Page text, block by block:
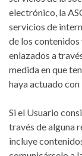
electrónico, la
servicios de
de los
enlazados a
medida en que
haya actuado
Si el Usuario
través de alguna
incluye